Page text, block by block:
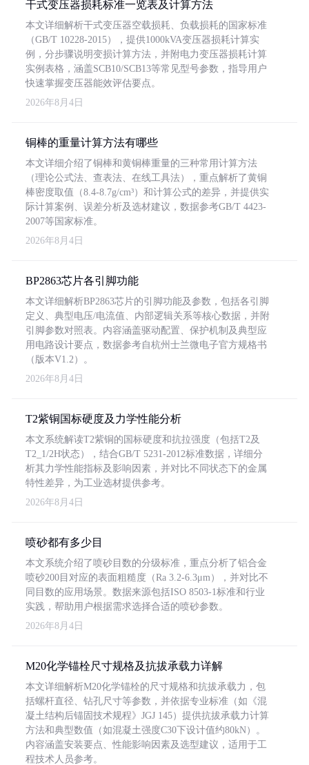
干式变压器损耗标准一览表及计算方法
本文详细解析干式变压器空载损耗、负载损耗的国家标准
（GB/T 10228-2015），提供1000kVA变压器损耗计算实
例，分步骤说明变损计算方法，并附电力变压器损耗计算
实例表格，涵盖SCB10/SCB13等常见型号参数，指导用户
快速掌握变压器能效评估要点。
2026年8月4日
铜棒的重量计算方法有哪些
本文详细介绍了铜棒和黄铜棒重量的三种常用计算方法
（理论公式法、查表法、在线工具法），重点解析了黄铜
棒密度取值（8.4-8.7g/cm³）和计算公式的差异，并提供实
际计算案例、误差分析及选材建议，数据参考GB/T 4423-
2007等国家标准。
2026年8月4日
BP2863芯片各引脚功能
本文详细解析BP2863芯片的引脚功能及参数，包括各引脚
定义、典型电压/电流值、内部逻辑关系等核心数据，并附
引脚参数对照表。内容涵盖驱动配置、保护机制及典型应
用电路设计要点，数据参考自杭州士兰微电子官方规格书
（版本V1.2）。
2026年8月4日
T2紫铜国标硬度及力学性能分析
本文系统解读T2紫铜的国标硬度和抗拉强度（包括T2及
T2_1/2H状态），结合GB/T 5231-2012标准数据，详细分
析其力学性能指标及影响因素，并对比不同状态下的金属
特性差异，为工业选材提供参考。
2026年8月4日
喷砂都有多少目
本文系统介绍了喷砂目数的分级标准，重点分析了铝合金
喷砂200目对应的表面粗糙度（Ra 3.2-6.3μm），并对比不
同目数的应用场景。数据来源包括ISO 8503-1标准和行业
实践，帮助用户根据需求选择合适的喷砂参数。
2026年8月4日
M20化学锚栓尺寸规格及抗拔承载力详解
本文详细解析M20化学锚栓的尺寸规格和抗拔承载力，包
括螺杆直径、钻孔尺寸等参数，并依据专业标准（如《混
凝土结构后锚固技术规程》JGJ 145）提供抗拔承载力计算
方法和典型数值（如混凝土强度C30下设计值约80kN）。
内容涵盖安装要点、性能影响因素及选型建议，适用于工
程技术人员参考。